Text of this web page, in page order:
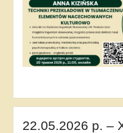
22.05.2026 р. –